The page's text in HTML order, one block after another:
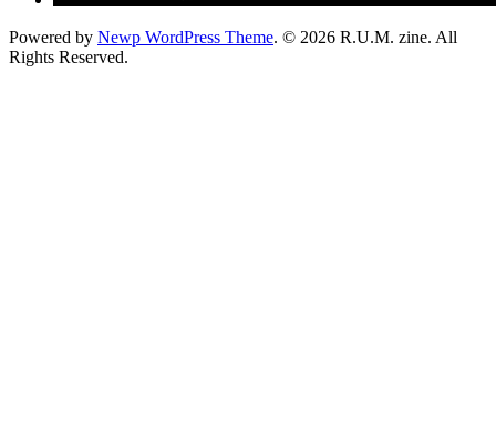
Powered by Newp WordPress Theme. © 2026 R.U.M. zine. All
Rights Reserved.